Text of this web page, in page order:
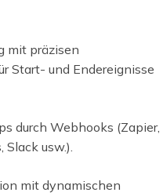
mit präzisen
Start- und Endereignisse
durch Webhooks (Zapier,
Slack usw.).
mit dynamischen